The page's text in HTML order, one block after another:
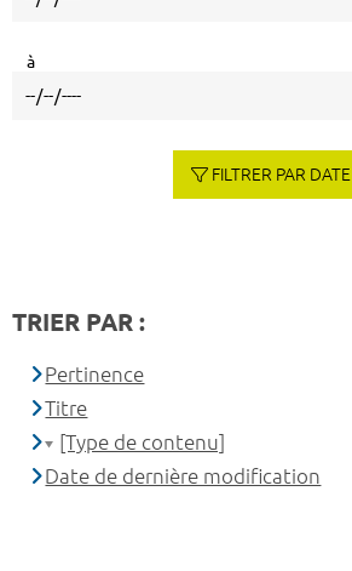
à
FILTRER PAR DATE
TRIER PAR :
Pertinence
Titre
[Type de contenu]
Date de dernière modification